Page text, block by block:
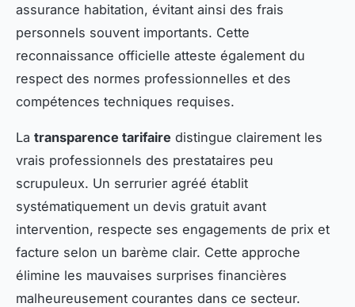
assurance habitation, évitant ainsi des frais
personnels souvent importants. Cette
reconnaissance officielle atteste également du
respect des normes professionnelles et des
compétences techniques requises.
La transparence tarifaire distingue clairement les
vrais professionnels des prestataires peu
scrupuleux. Un serrurier agréé établit
systématiquement un devis gratuit avant
intervention, respecte ses engagements de prix et
facture selon un barème clair. Cette approche
élimine les mauvaises surprises financières
malheureusement courantes dans ce secteur.